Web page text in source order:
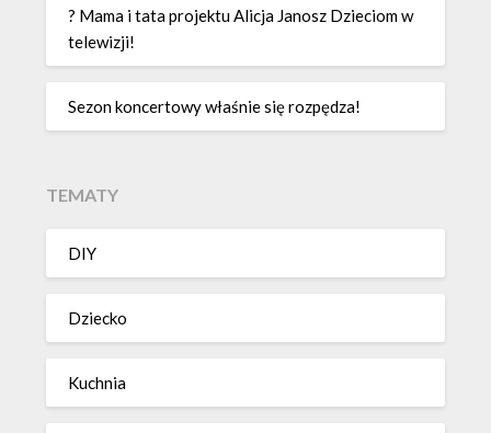
? Mama i tata projektu Alicja Janosz Dzieciom w
telewizji!
Sezon koncertowy właśnie się rozpędza!
TEMATY
DIY
Dziecko
Kuchnia